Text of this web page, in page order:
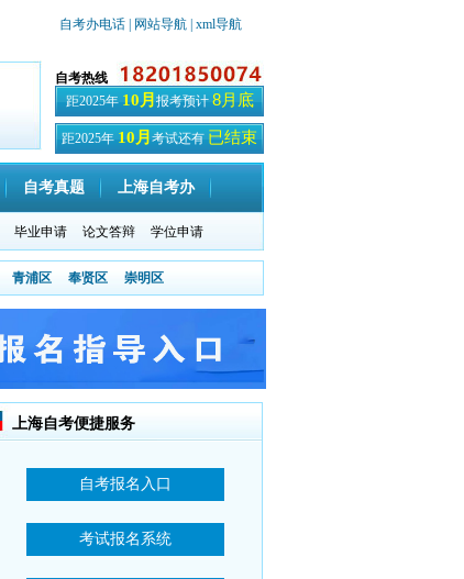
自考办电话 | 网站导航 | xml导航
自考热线
距2025年 10月 报考预计 8月底
距2025年 10月 考试还有 已结束
天
自考真题 上海自考办
毕业申请 论文答辩 学位申请
青浦区 奉贤区 崇明区
上海自考便捷服务